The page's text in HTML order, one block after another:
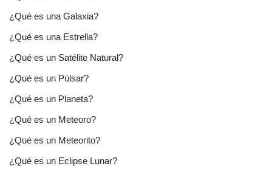
¿Qué es una Galaxia?
¿Qué es una Estrella?
¿Qué es un Satélite Natural?
¿Qué es un Púlsar?
¿Qué es un Planeta?
¿Qué es un Meteoro?
¿Qué es un Meteorito?
¿Qué es un Eclipse Lunar?